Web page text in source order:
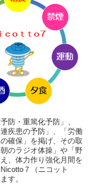
防・重篤化予防」、
疾患の予防」、「労働
確保」を掲げ、その取
のラジオ体操」や「野
、体力作り強化月間を
７（ニコット
す。